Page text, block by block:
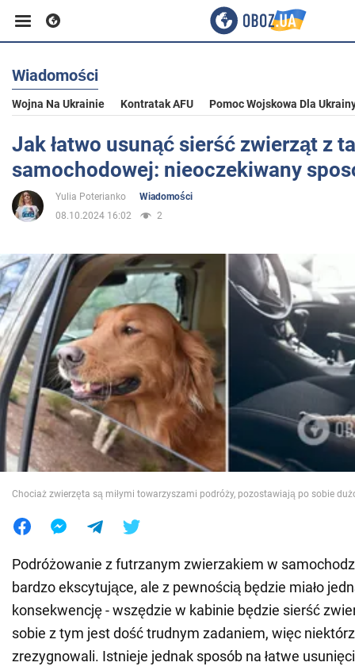
Biznes
Sport
Rozrywka
Polityka
Społeczeństwo
Wojna na Ukrainie
Świat
Jedzenie
Wiadomości
Wojna Na Ukrainie Kontratak AFU Pomoc Wojskowa Dla
Jak łatwo usunąć sierść zwierząt z
samochodowej: nieoczekiwany
Yulia Poterianko
Wiadomości
08.10.2024 16:02
2
Chociaż zwierzęta są miłymi towarzyszami podróży, pozostawiają po sobie
Podróżowanie z futrzanym zwierzakiem w
bardzo ekscytujące, ale z pewnością będzie miało
konsekwencję - wszędzie w kabinie będzie sierść
sobie z tym jest dość trudnym zadaniem, więc
zrezygnowali. Istnieje jednak sposób na łatwe